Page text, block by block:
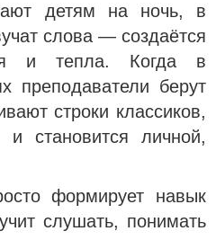
детям на ночь, в
слова — создаётся
и тепла. Когда в
преподаватели берут
строки классиков,
и становится личной,
формирует навык
слушать, понимать